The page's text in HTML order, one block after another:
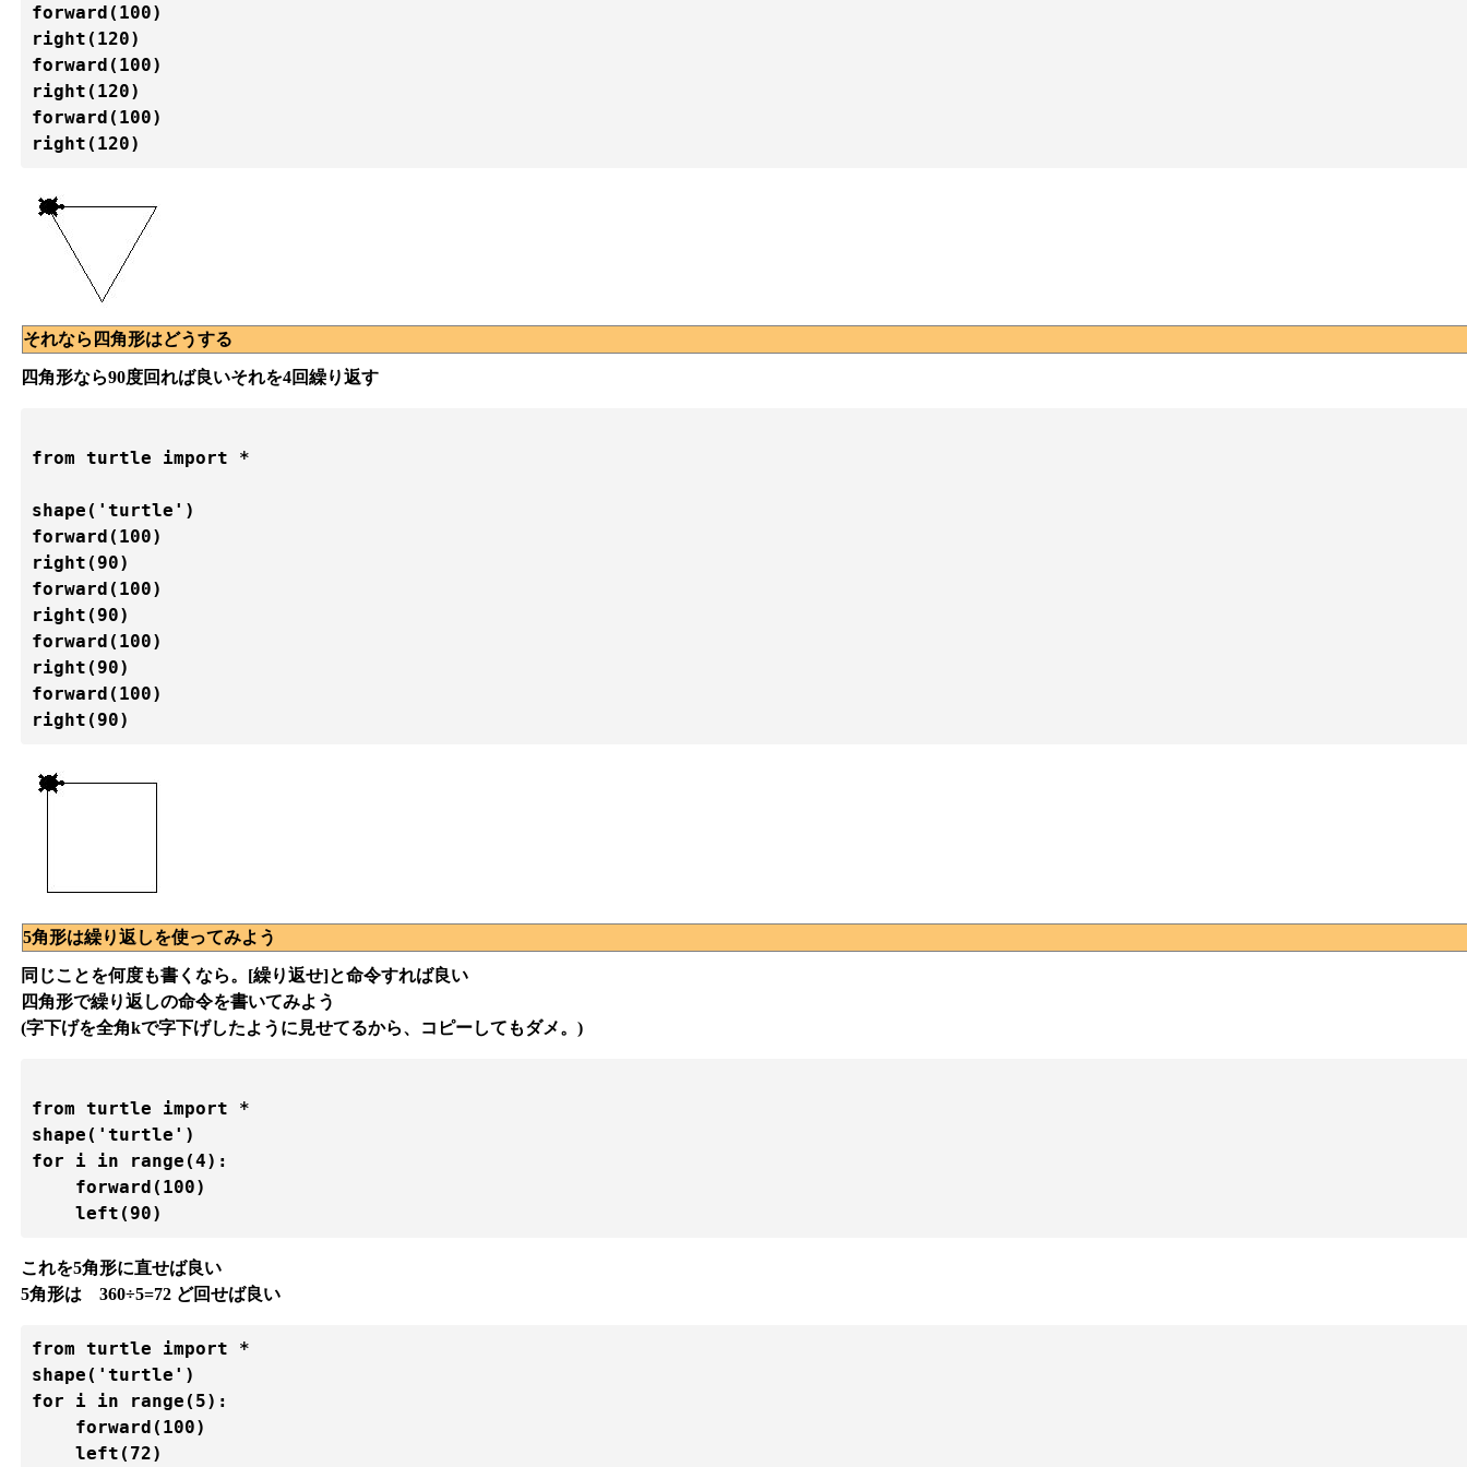
forward(100)
right(120)
forward(100)
right(120)
forward(100)
それなら四角形はどうする
四角形なら90度回れば良いそれを4回繰り返す
from turtle import *
shape('turtle')
forward(100)
right(90)
forward(100)
right(90)
forward(100)
right(90)
forward(100)
5角形は繰り返しを使ってみよう
同じことを何度も書くなら。[繰り返せ]と命令すれば良い
四角形で繰り返しの命令を書いてみよう
(字下げを全角kで字下げしたように見せてるから、コピーしてもダメ。)
from turtle import *
shape('turtle')
for i in range(4):
    forward(100)
これを5角形に直せば良い
5角形は 360÷5=72 ど回せば良い
from turtle import *
shape('turtle')
for i in range(5):
    forward(100)